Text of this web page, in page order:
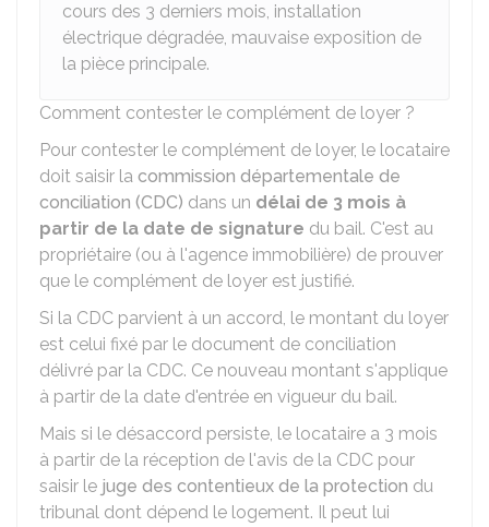
cours des 3 derniers mois, installation
électrique dégradée, mauvaise exposition de
la pièce principale.
Comment contester le complément de loyer ?
Pour contester le complément de loyer, le locataire
doit saisir la commission départementale de
conciliation (CDC) dans un délai de 3 mois à
partir de la date de signature du bail. C'est au
propriétaire (ou à l'agence immobilière) de prouver
que le complément de loyer est justifié.
Si la CDC parvient à un accord, le montant du loyer
est celui fixé par le document de conciliation
délivré par la CDC. Ce nouveau montant s'applique
à partir de la date d'entrée en vigueur du bail.
Mais si le désaccord persiste, le locataire a 3 mois
à partir de la réception de l'avis de la CDC pour
saisir le juge des contentieux de la protection du
tribunal dont dépend le logement. Il peut lui